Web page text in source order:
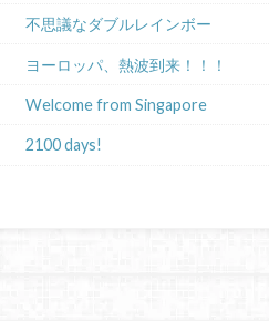
不思議なダブルレインボー
ヨーロッパ、熱波到来！！！
Welcome from Singapore
2100 days!